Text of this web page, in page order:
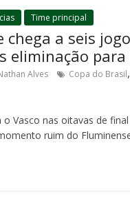
Time principal
chega a seis
eliminação para
Alves Copa do Brasil,
o Vasco nas oitavas de
ruim do